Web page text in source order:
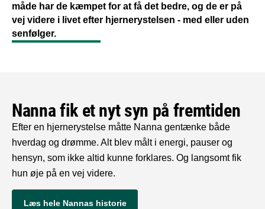
måde har de kæmpet for at få det bedre, og de er på
vej videre i livet efter hjernerystelsen - med eller uden
senfølger.
Nanna fik et nyt syn på fremtiden
Efter en hjernerystelse måtte Nanna gentænke både
hverdag og drømme. Alt blev målt i energi, pauser og
hensyn, som ikke altid kunne forklares. Og langsomt fik
hun øje på en vej videre.
Læs hele Nannas historie